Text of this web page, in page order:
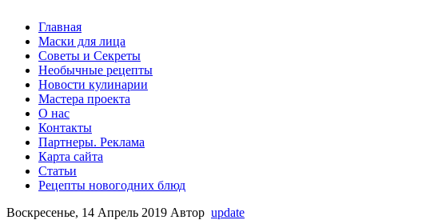
Главная
Маски для лица
Советы и Секреты
Необычные рецепты
Новости кулинарии
Мастера проекта
О нас
Контакты
Партнеры. Реклама
Карта сайта
Статьи
Рецепты новогодних блюд
Воскресенье, 14 Апрель 2019 Автор update